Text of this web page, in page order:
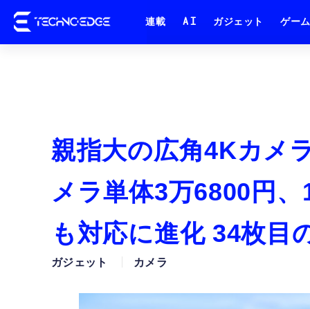
連載 AI ガジェット ゲーム
親指大の広角4Kカメ
メラ単体3万6800円
も対応に進化 34枚目
ガジェット カメラ